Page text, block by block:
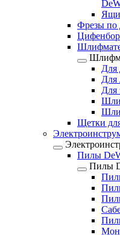
Фрезы по
Для
Для
Для
Щетки
Пилы
Пилы